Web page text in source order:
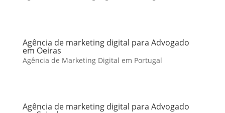
Agência de marketing digital para Advogado
em Oeiras
Agência de Marketing Digital em Portugal
Agência de marketing digital para Advogado